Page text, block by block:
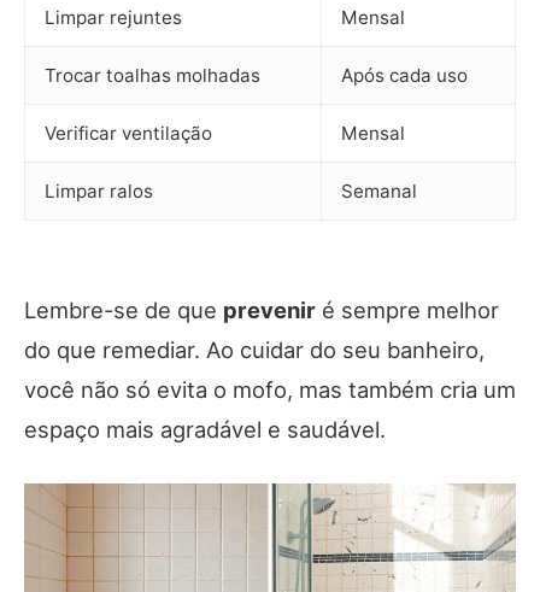
Limpar rejuntes Mensal
Trocar toalhas molhadas Após cada uso
Verificar ventilação Mensal
Limpar ralos Semanal
Lembre-se de que prevenir é sempre melhor
do que remediar. Ao cuidar do seu banheiro,
você não só evita o mofo, mas também cria um
espaço mais agradável e saudável.